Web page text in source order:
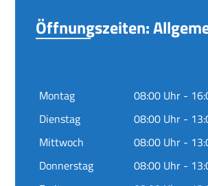
Öffnungszeiten:
Montag
08:00 Uhr -
Dienstag
08:00 Uhr -
Mittwoch
08:00 Uhr -
Donnerstag
08:00 Uhr -